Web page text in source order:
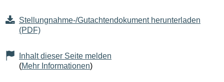
Seiteninhalt
Stellungnahme-/Gutachtendokument herunterladen
(PDF)
Inhalt dieser Seite melden
(Mehr Informationen)